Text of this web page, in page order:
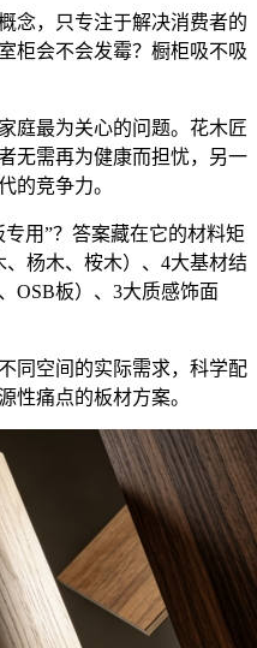
念，只专注于解决消费者的
柜会不会发霉？橱柜吸不吸
庭最为关心的问题。花木匠
无需再为健康而担忧，另一
的竞争力。
用”？答案藏在它的材料矩
杨木、桉木）、4大基材结
OSB板）、3大质感饰面
同空间的实际需求，科学配
性痛点的板材方案。